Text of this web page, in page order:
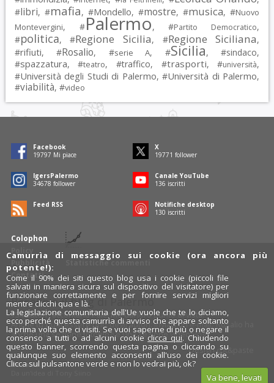
#libri, #mafia, #Mondello, #mostre, #musica, #Nuovo
Montevergini, #Palermo, #Partito Democratico,
#politica, #Regione Sicilia, #Regione Siciliana,
#rifiuti, #Rosalio, #serie A, #Sicilia, #sindaco,
#spazzatura, #teatro, #traffico, #trasporti, #università,
#Università degli Studi di Palermo, #Università di Palermo,
#viabilità, #video
Colophon
Policy
Pubblicità
Contatti
Statistiche commenti
Facebook
19797 Mi piace
X
19771 follower
IgersPalermo
34678 follower
Canale YouTube
136 iscritti
Feed RSS
Notifiche desktop
130 iscritti
Rosalio è il blog di Palermo
754 autoriraccontano Palermo dal loro punto di vista.
Anche tu puoi essere uno degli autori: inviaci un' e-mail. Rosalio ha
anche una sezionefotobloge una sezionevideoblog.
Designcut&paste
Rosalio.it
Camurrìa di messaggio sui cookie (ora ancora più
potente!):
Come il 90% dei siti questo blog usa i cookie (piccoli file
salvati in maniera sicura sul dispositivo del visitatore) per
funzionare correttamente e per fornire servizi migliori
mentre clicchi qua e là.
La legislazione comunitaria dell'Ue vuole che te lo diciamo,
ecco perché questa camurrìa di avviso che appare soltanto
la prima volta che ci visiti. Se vuoi saperne di più o negare il
consenso a tutti o ad alcuni cookie clicca qui. Chiudendo
questo banner, scorrendo questa pagina o cliccando su
qualunque suo elemento acconsenti all'uso dei cookie.
Clicca sul pulsantone verde e non lo vedrai più, ok?
Va bene, levati